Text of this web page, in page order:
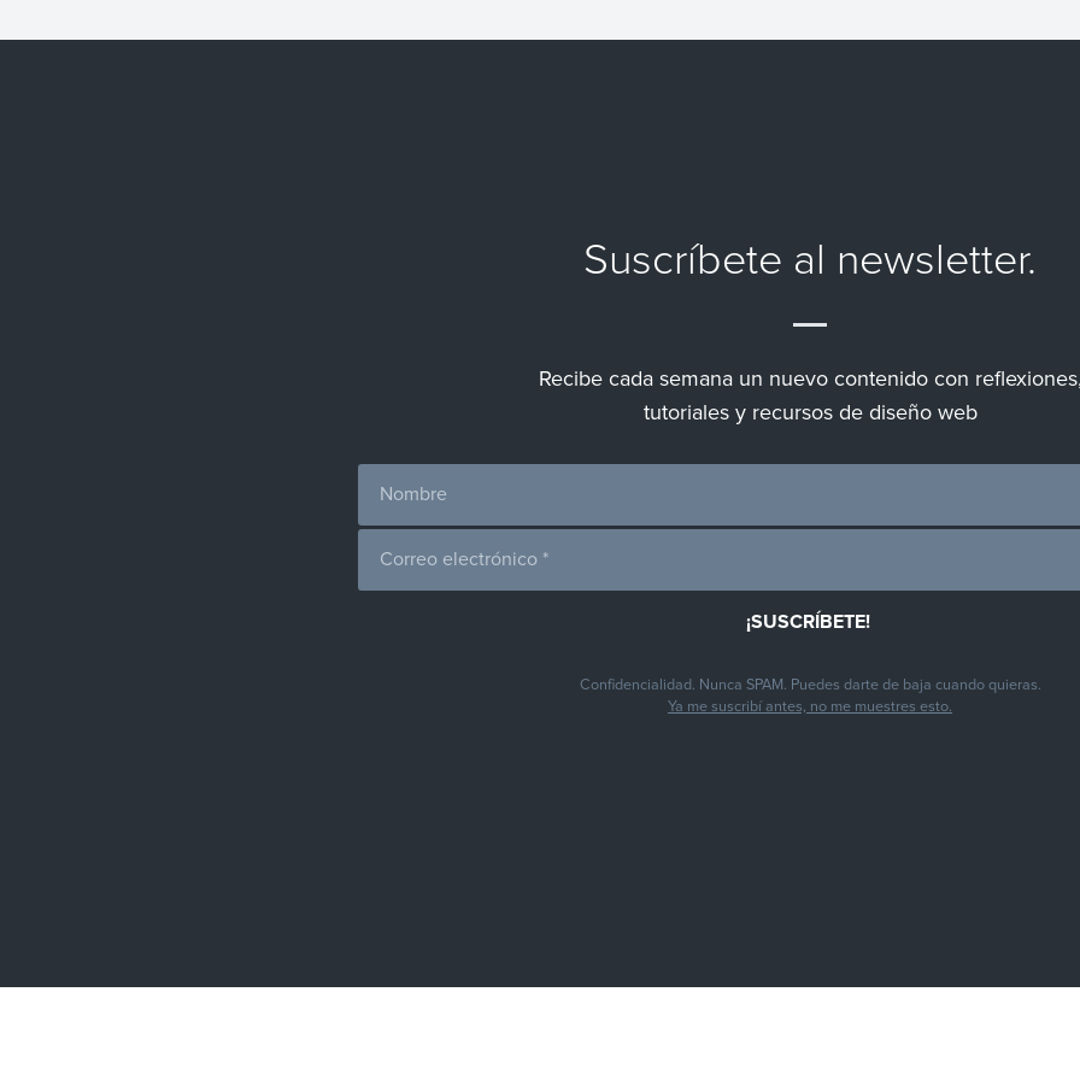
Suscríbete al newsletter.
Recibe cada semana un nuevo contenido con
tutoriales y recursos de diseño web
Confidencialidad. Nunca SPAM. Puedes darte de baja cuando quieras.
Ya me suscribí antes, no me muestres esto.